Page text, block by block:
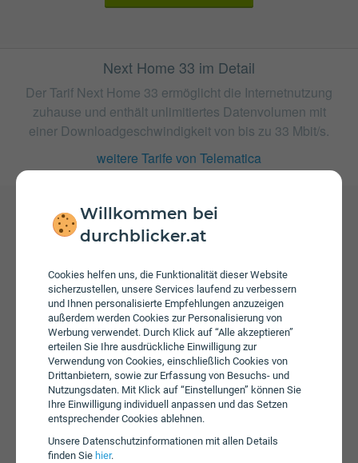
Willkommen bei
durchblicker.at
Cookies helfen uns, die Funktionalität dieser Website
sicherzustellen, unsere Services laufend zu verbessern
und Ihnen personalisierte Empfehlungen anzuzeigen
außerdem werden Cookies zur Personalisierung von
Werbung verwendet. Durch Klick auf “Alle akzeptieren”
erteilen Sie Ihre ausdrückliche Einwilligung zur
Verwendung von Cookies, einschließlich Cookies von
Drittanbietern, sowie zur Erfassung von Besuchs- und
Nutzungsdaten. Mit Klick auf “Einstellungen” können Sie
Ihre Einwilligung individuell anpassen und das Setzen
entsprechender Cookies ablehnen.
Unsere Daten­schutz­informationen mit allen Details
finden Sie hier.
Next Home 33 im Detail
Der Tarif Next Home 33 ermöglicht die Internetnutzung
zuhause und enthält unlimitiertes Datenvolumen mit
einer Downloadgeschwindigkeit von bis zu 33 Mbit/s.
weitere Tarife von Telematica
Gebühren
€ 24,50 an.
Fristen
Der Tarif Next Home 33 ist ohne Bindung oder mit 24
Monaten Bindung erhältlich. Die Kündigungsfrist beträgt 1